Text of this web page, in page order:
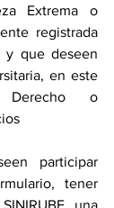
Extrema o
registrada
y que deseen
en este
o
participar
tener
una